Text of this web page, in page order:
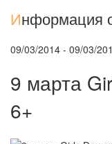
Информация
09/03/2014 - 09/03/
9 марта
6+